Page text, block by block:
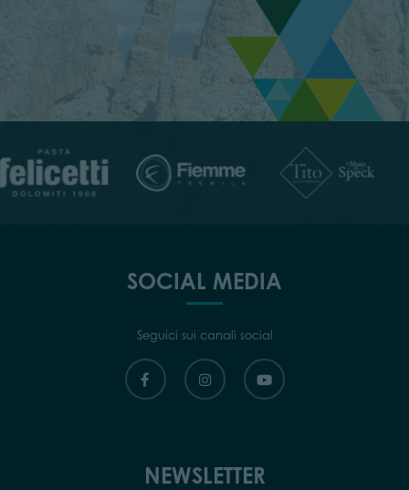
SOCIAL MEDIA
Seguici sui canali social
NEWSLETTER